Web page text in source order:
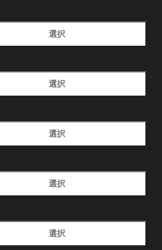
選択
選択
選択
選択
選択